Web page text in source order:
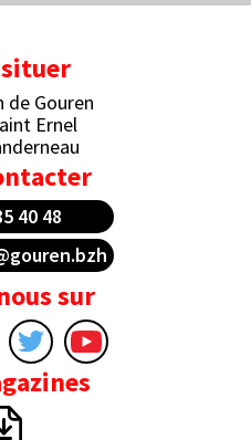
de Gouren
Ernel
40 48
sur